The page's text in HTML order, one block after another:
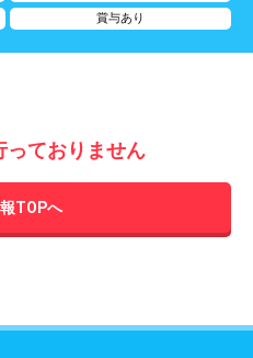
賞与あり
っておりません
TOPへ